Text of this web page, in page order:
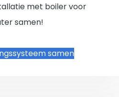
met boiler voor
samen!
samen